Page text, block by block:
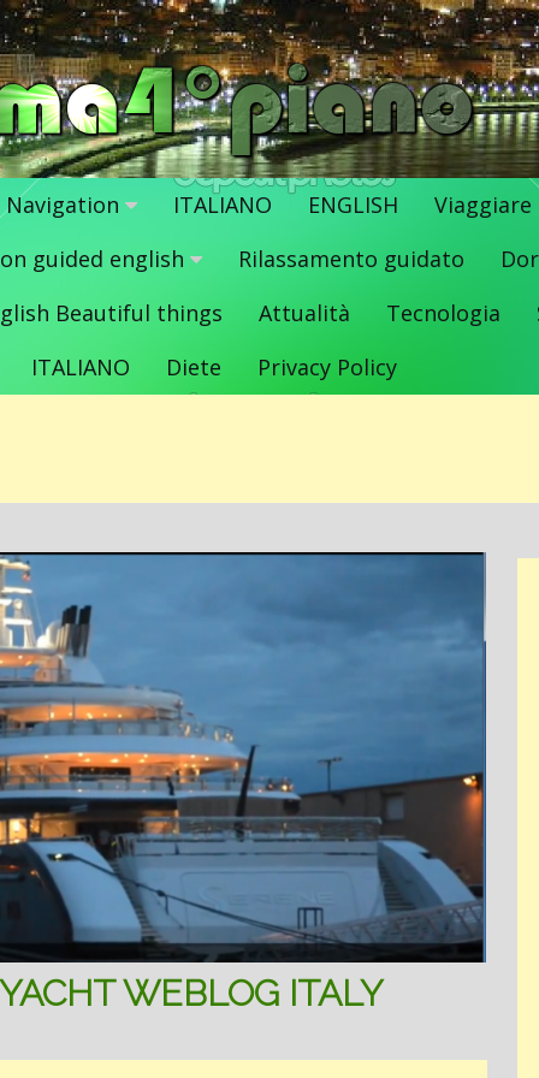
Navigation ITALIANO ENGLISH
guided english Rilassamento guidato
Beautiful things Attualità Tecnologia
ITALIANO Diete Privacy Policy
WEBLOG ITALY